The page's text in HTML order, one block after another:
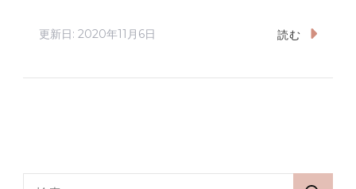
更新日: 2020年11月6日 読む